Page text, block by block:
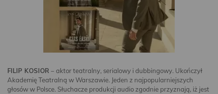
FILIP KOSIOR − aktor teatralny, serialowy i dubbingowy. Ukończył
Akademię Teatralną w Warszawie. Jeden z najpopularniejszych
głosów w Polsce. Słuchacze produkcji audio zgodnie przyznają, iż jest